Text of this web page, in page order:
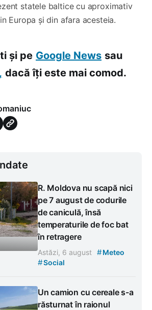
statele baltice cu aproximativ
Europa și din afara acesteia.
și pe Google News sau
dacă îți este mai comod.
R. Moldova nu scapă nici
pe 7 august de codurile
de caniculă, însă
temperaturile de foc bat
în retragere
Astăzi, 6 august #Meteo
#Social
Un camion cu cereale s-a
răsturnat în raionul